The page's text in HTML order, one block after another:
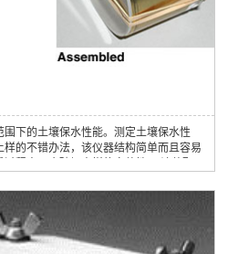
下的土壤保水性能。测定土壤保水性
的不错办法，该仪器结构简单而且容易